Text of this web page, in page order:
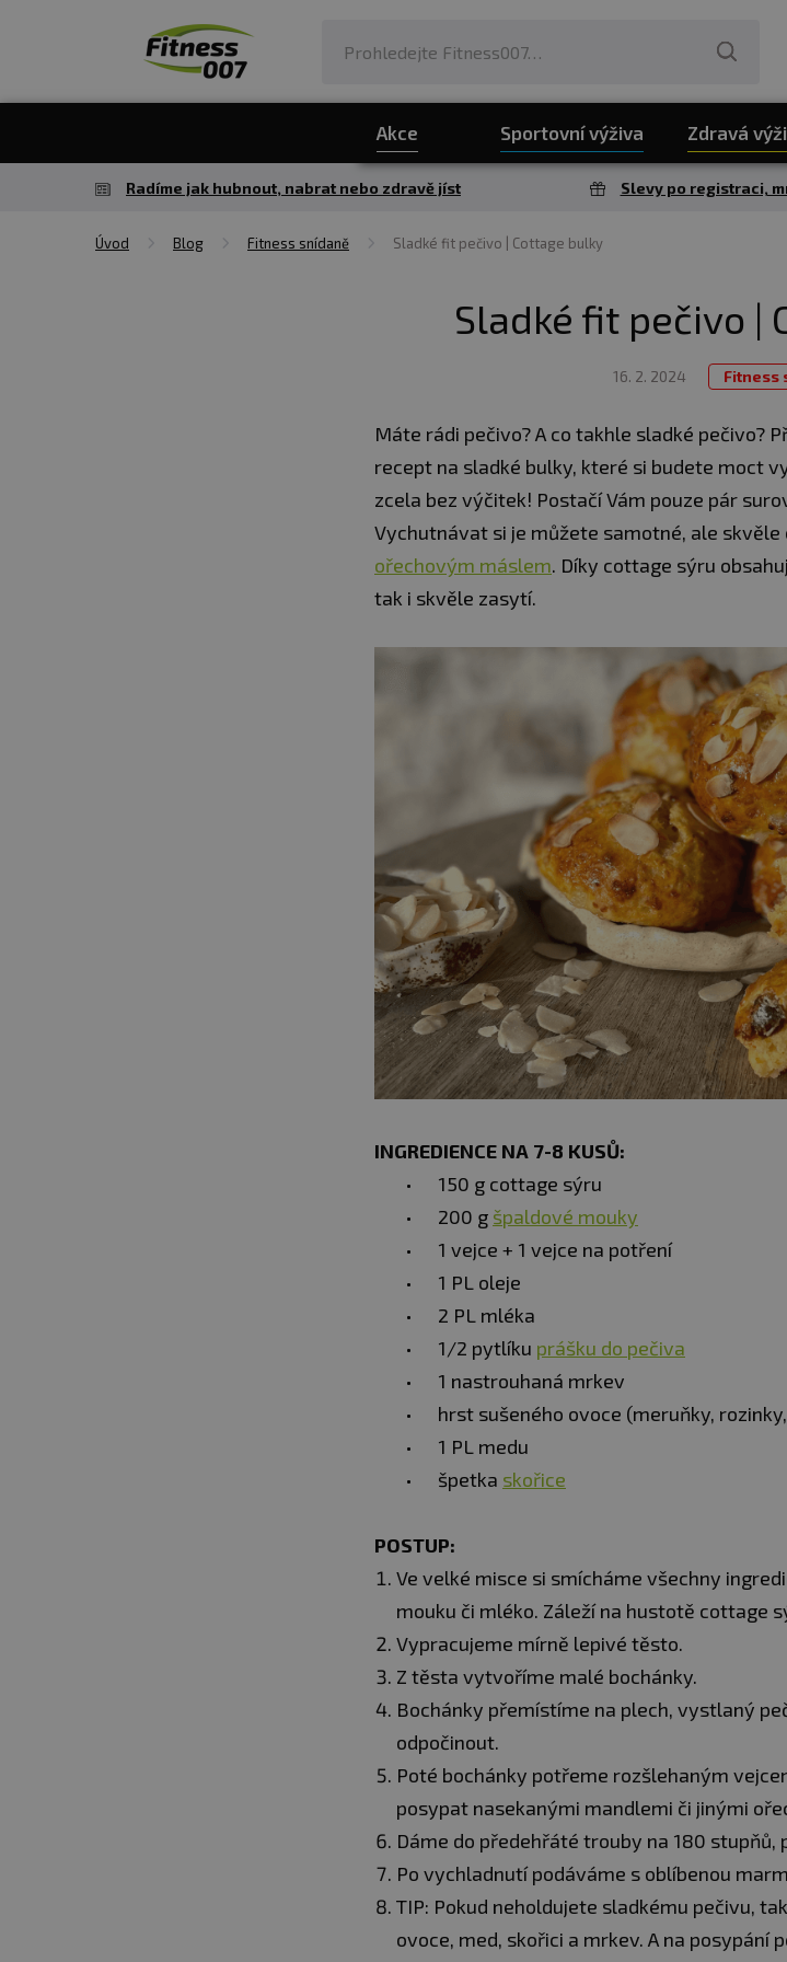
Akce Sportovní výživa Zdravá
Radíme jak hubnout, nabrat nebo zdravě jíst Slevy po registraci,
Úvod Blog Fitness snídaně Sladké fit pečivo | Cottage bulky
Sladké fit pečivo |
16. 2. 2024 Fitness
Máte rádi pečivo? A co takhle sladké pečivo?
recept na sladké bulky, které si budete moct
zcela bez výčitek! Postačí Vám pouze pár
Vychutnávat si je můžete samotné, ale
ořechovým máslem. Díky cottage sýru
tak i skvěle zasytí.
INGREDIENCE NA 7-8 KUSŮ:
150 g cottage sýru
200 g špaldové mouky
1 vejce + 1 vejce na potření
1 PL oleje
2 PL mléka
1/2 pytlíku prášku do pečiva
1 nastrouhaná mrkev
hrst sušeného ovoce (meruňky,
1 PL medu
špetka skořice
POSTUP:
Ve velké misce si smícháme všechny
mouku či mléko. Záleží na hustotě cottage
Vypracujeme mírně lepivé těsto.
Z těsta vytvoříme malé bochánky.
Bochánky přemístíme na plech, vystlaný
odpočinout.
Poté bochánky potřeme rozšlehaným
posypat nasekanými mandlemi či jinými
Dáme do předehřáté trouby na 180 stupňů,
Po vychladnutí podáváme s oblíbenou
TIP: Pokud neholdujete sladkému pečivu,
ovoce, med, skořici a mrkev. A na posypání